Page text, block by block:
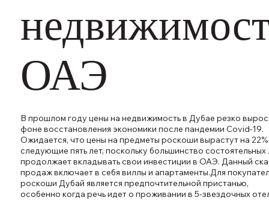
ОАЭ
В прошлом году цены на недвижимость в Дубае резко
фоне восстановления экономики после пандемии Covid-19.
Ожидается, что цены на предметы роскоши вырастут на 22%
следующие пять лет, поскольку большинство состоятельных
продолжает вкладывать свои инвестиции в ОАЭ. Данный
продаж включает в себя виллы и апартаменты.Для
роскоши Дубай является предпочтительной пристанью,
особенно когда речь идет о проживании в 5-звездочных